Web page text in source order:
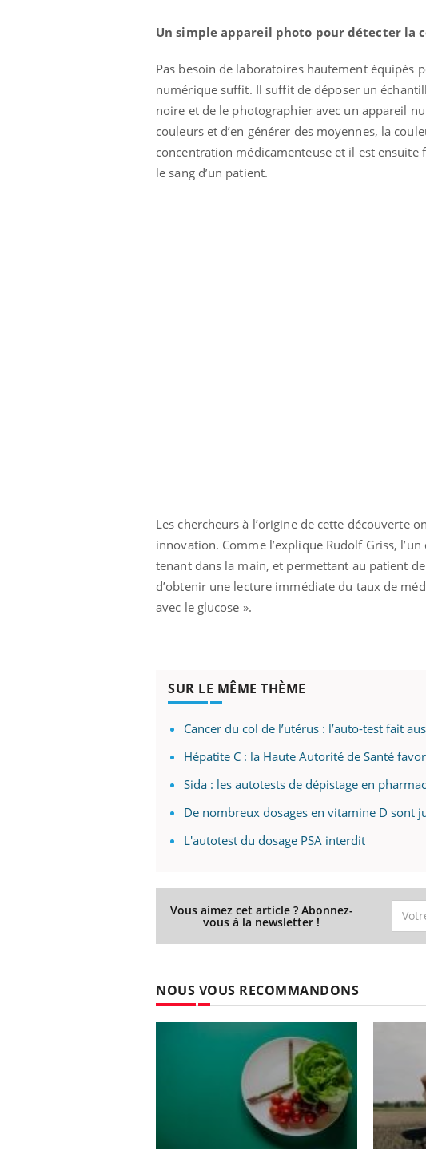
Un simple appareil photo pour détecter la
Pas besoin de laboratoires hautement
numérique suffit. Il suffit de déposer un
noire et de le photographier avec un appareil
couleurs et d’en générer des moyennes, la
concentration médicamenteuse et il est ensuite
le sang d’un patient.
Les chercheurs à l’origine de cette découverte
innovation. Comme l’explique Rudolf Griss,
tenant dans la main, et permettant au patient
d’obtenir une lecture immédiate du taux de
avec le glucose ».
SUR LE MÊME THÈME
Cancer du col de l’utérus : l’auto-test fait
Hépatite C : la Haute Autorité de Santé
Sida : les autotests de dépistage en
De nombreux dosages en vitamine D sont
L'autotest du dosage PSA interdit
Vous aimez cet article ? Abonnez-
vous à la newsletter !
NOUS VOUS RECOMMANDONS